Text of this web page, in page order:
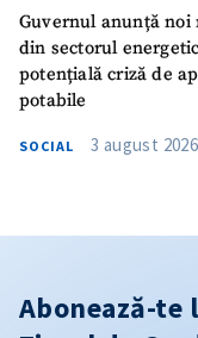
Guvernul anunță
din sectorul
potențială criză de
potabile
SOCIAL 3 august
Abonează-te